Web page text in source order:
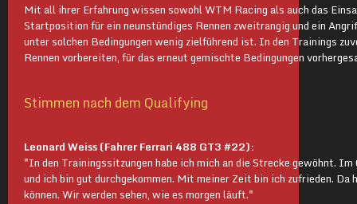
Mit all ihrer Erfahrung wissen sowohl WTM Racing als auch das
Startposition für ein neunstündiges Rennen zweitrangig und ein
unter solchen Bedingungen wenig zielführend ist. In den Trainings
Rennen vorbereiten, für das erneut gemischte Bedingungen
Stimmen nach dem Qualifying
Leonard Weiss (Fahrer Ferrari 488 GT3 #22):
"In den Trainingssitzungen habe ich mich an die Strecke gewöhnt.
und ich bin gut durchgekommen. Mit meiner Zeit bin ich zufrieden. Da
können. Wir werden sehen, wie es morgen läuft."